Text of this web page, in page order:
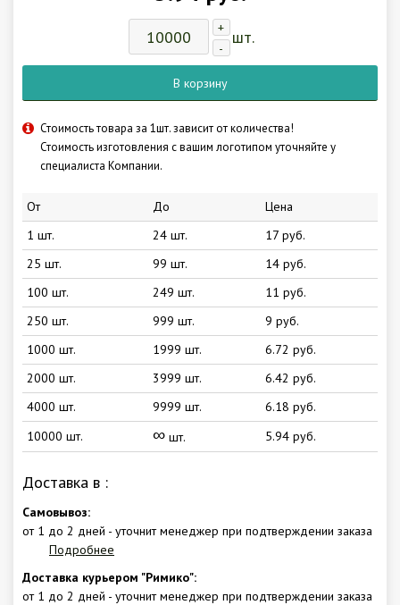
+
-
шт.
В корзину
Стоимость товара за 1шт. зависит от количества!
Стоимость изготовления с вашим логотипом уточняйте у
специалиста Компании.
От До
Цена
1 шт.
24 шт.
17 руб.
25 шт.
99 шт.
14 руб.
100 шт.
249 шт.
11 руб.
250 шт.
999 шт.
9 руб.
1000 шт.
1999 шт.
6.72 руб.
2000 шт.
3999 шт.
6.42 руб.
4000 шт.
9999 шт.
6.18 руб.
10000 шт.
∞ шт. 5.94 руб.
Доставка в :
Самовывоз:
от 1 до 2 дней - уточнит менеджер при подтверждении заказа
Подробнее
Доставка курьером "Римико":
от 1 до 2 дней - уточнит менеджер при подтверждении заказа